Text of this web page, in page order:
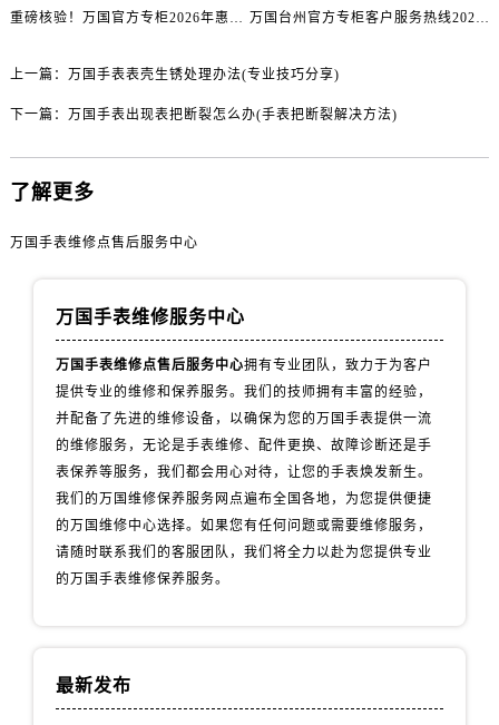
福建省南平市建阳区人民西路万国售后服务中心（需提前预约）
福建省漳州市龙文区步港路万国售后服务中心（需提前预约）
江西省抚州市临川区赣东大道万国售后服务中心（需提前预约）
重磅核验！万国官方专柜2026年惠州客户服务热线与门店信息（7月最新）
万国台州官方专柜客户服务热线2026年7月最新通告｜专柜信息权威发布
上一篇： 万国手表表壳生锈处理办法(专业技巧分享)
下一篇： 万国手表出现表把断裂怎么办(手表把断裂解决方法)
了解更多
万国手表维修点售后服务中心
万国手表维修服务中心
万国手表维修点售后服务中心拥有专业团队，致力于为客户
提供专业的维修和保养服务。我们的技师拥有丰富的经验，
并配备了先进的维修设备，以确保为您的万国手表提供一流
的维修服务，无论是手表维修、配件更换、故障诊断还是手
表保养等服务，我们都会用心对待，让您的手表焕发新生。
我们的万国维修保养服务网点遍布全国各地，为您提供便捷
的万国维修中心选择。如果您有任何问题或需要维修服务，
请随时联系我们的客服团队，我们将全力以赴为您提供专业
的万国手表维修保养服务。
最新发布